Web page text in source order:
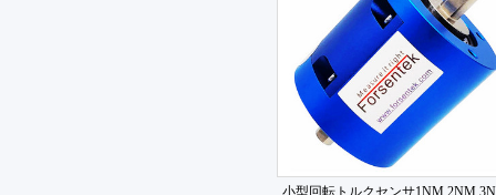
小型回転トルクセンサ1NM 2NM